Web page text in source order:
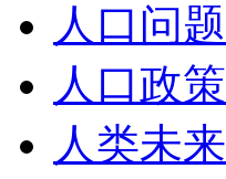
人口问题
人口政策
人类未来